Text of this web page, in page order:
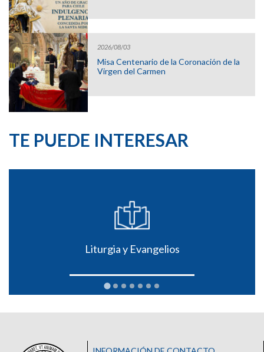
2026/08/03
Misa Centenario de la Coronación de la
Virgen del Carmen
TE PUEDE INTERESAR
Liturgia y Evangelios